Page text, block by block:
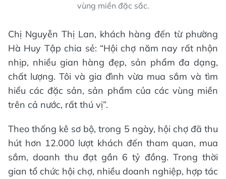
vùng miền đặc sắc.
Chị Nguyễn Thị Lan, khách hàng đến từ phường
Hà Huy Tập chia sẻ: “Hội chợ năm nay rất nhộn
nhịp, nhiều gian hàng đẹp, sản phẩm đa dạng,
chất lượng. Tôi và gia đình vừa mua sắm và tìm
hiểu các đặc sản, sản phẩm của các vùng miền
trên cả nước, rất thú vị”.
Theo thống kê sơ bộ, trong 5 ngày, hội chợ đã thu
hút hơn 12.000 lượt khách đến tham quan, mua
sắm, doanh thu đạt gần 6 tỷ đồng. Trong thời
gian tổ chức hội chợ, nhiều doanh nghiệp, hợp tác